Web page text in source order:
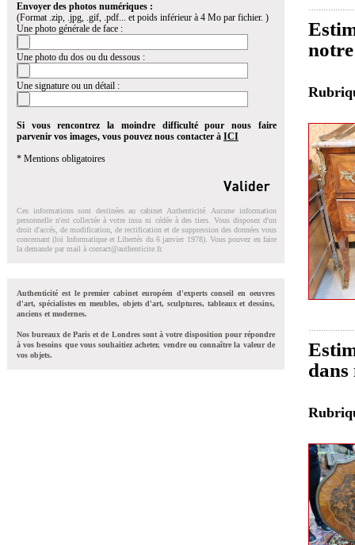
Envoyer des photos numériques :
(Format .zip, .jpg, .gif, .pdf... et poids inférieur à 4 Mo par fichier. )
Une photo générale de face :
Une photo du dos ou du dessous :
Une signature ou un détail :
Si vous rencontrez la moindre difficulté pour nous faire
parvenir vos images, vous pouvez nous contacter à ICI
* Mentions obligatoires
Ces informations sont destinées au cabinet Authenticité. Aucune information
personnelle n'est collectée à votre insu ni cédée à des tiers. Vous disposez d'un
droit d'accés, de modification, de rectification et de suppression des données vous
concernant (loi Informatique et Libertés du 6 janvier 1978). Vous pouvez en faire
la demande par mail à contact@authenticite.fr.
Authenticité est le premier cabinet européen d'experts conseil en oeuvres
d'art, spécialistes en meubles, objets d'art, sculptures, tableaux et dessins,
anciens et modernes.
Nos bureaux de Paris et de Londres sont à votre disposition pour répondre
à vos besoins que vous souhaitiez acheter, vendre ou connaître la valeur de
vos objets.
dans